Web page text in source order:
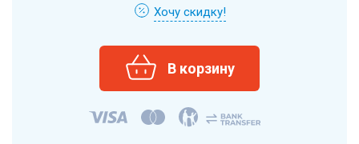
Хочу скидку!